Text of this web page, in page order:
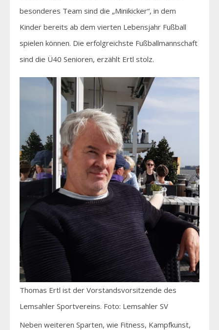
besonderes Team sind die „Minikicker“, in dem
Kinder bereits ab dem vierten Lebensjahr Fußball
spielen können. Die erfolgreichste Fußballmannschaft
sind die Ü40 Senioren, erzählt Ertl stolz.
Thomas Ertl ist der Vorstandsvorsitzende des
Lemsahler Sportvereins. Foto: Lemsahler SV
Neben weiteren Sparten, wie Fitness, Kampfkunst,